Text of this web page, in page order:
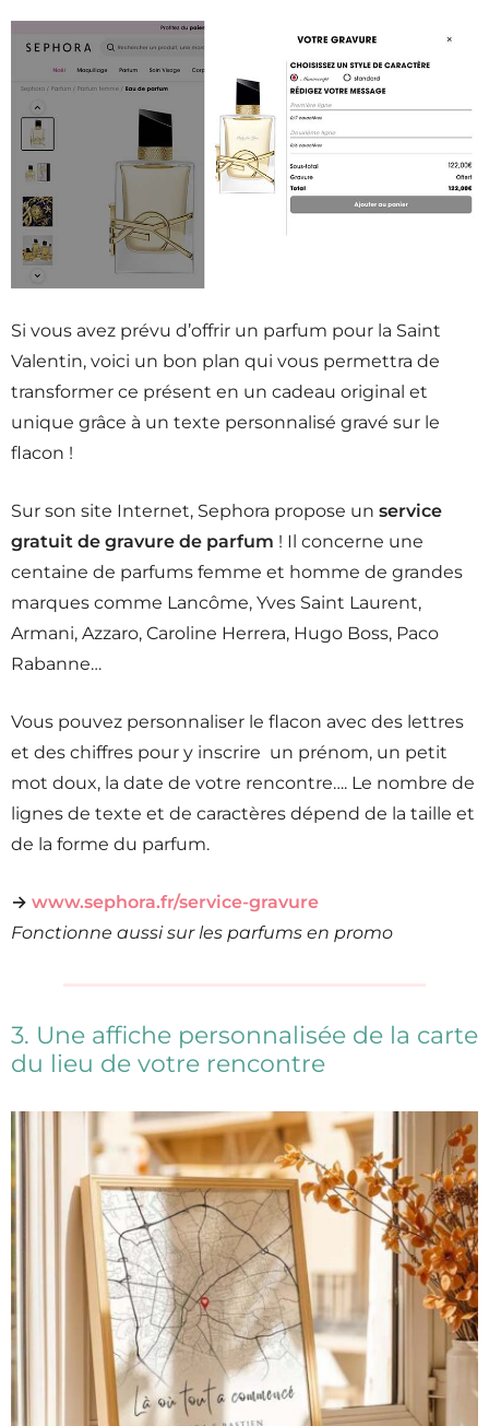
Si vous avez prévu d’offrir un parfum pour la Saint
Valentin, voici un bon plan qui vous permettra de
transformer ce présent en un cadeau original et
unique grâce à un texte personnalisé gravé sur le
flacon !
Sur son site Internet, Sephora propose un service
gratuit de gravure de parfum ! Il concerne une
centaine de parfums femme et homme de grandes
marques comme Lancôme, Yves Saint Laurent,
Armani, Azzaro, Caroline Herrera, Hugo Boss, Paco
Rabanne…
Vous pouvez personnaliser le flacon avec des lettres
et des chiffres pour y inscrire un prénom, un petit
mot doux, la date de votre rencontre…. Le nombre de
lignes de texte et de caractères dépend de la taille et
de la forme du parfum.
→ www.sephora.fr/service-gravure
Fonctionne aussi sur les parfums en promo
3. Une affiche personnalisée de la carte
du lieu de votre rencontre